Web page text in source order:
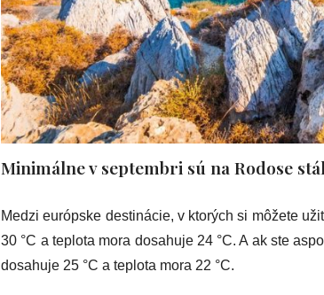
Minimálne v septembri sú na Rodose
Medzi európske destinácie, v ktorých si môžete
30 °C a teplota mora dosahuje 24 °C. A ak ste
dosahuje 25 °C a teplota mora 22 °C.